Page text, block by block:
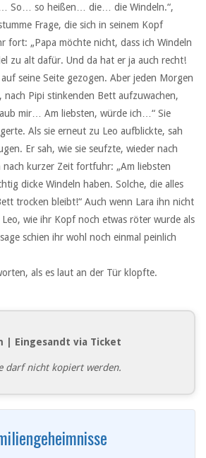
So… so heißen… die… die Windeln.“,
Frage, die sich in seinem Kopf
fort: „Papa möchte nicht, dass ich Windeln
zu alt dafür. Und da hat er ja auch recht!
seine Seite gezogen. Aber jeden Morgen
nach Pipi stinkenden Bett aufzuwachen,
mir… Am liebsten, würde ich…“ Sie
Als sie erneut zu Leo aufblickte, sah
Er sah, wie sie seufzte, wieder nach
kurzer Zeit fortfuhr: „Am liebsten
dicke Windeln haben. Solche, die alles
trocken bleibt!“ Auch wenn Lara ihn nicht
wie ihr Kopf noch etwas röter wurde als
schien ihr wohl noch einmal peinlich
als es laut an der Tür klopfte.
| Eingesandt via Ticket
darf nicht kopiert werden.